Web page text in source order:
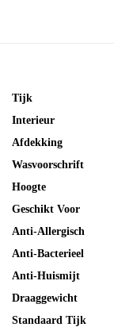
Tijk
Interieur
Afdekking
Wasvoorschrift
Hoogte
Geschikt Voor
Anti-Allergisch
Anti-Bacterieel
Anti-Huismijt
Draaggewicht
Standaard Tijk